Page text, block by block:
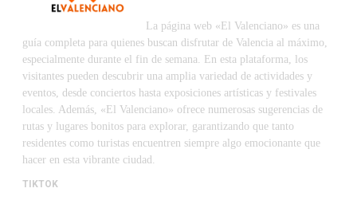
La página web «El Valenciano» es una
guía completa para quienes buscan disfrutar de Valencia al máximo,
especialmente durante el fin de semana. En esta plataforma, los
visitantes pueden descubrir una amplia variedad de actividades y
eventos, desde conciertos hasta exposiciones artísticas y festivales
locales. Además, «El Valenciano» ofrece numerosas sugerencias de
rutas y lugares bonitos para explorar, garantizando que tanto
residentes como turistas encuentren siempre algo emocionante que
hacer en esta vibrante ciudad.
TIKTOK